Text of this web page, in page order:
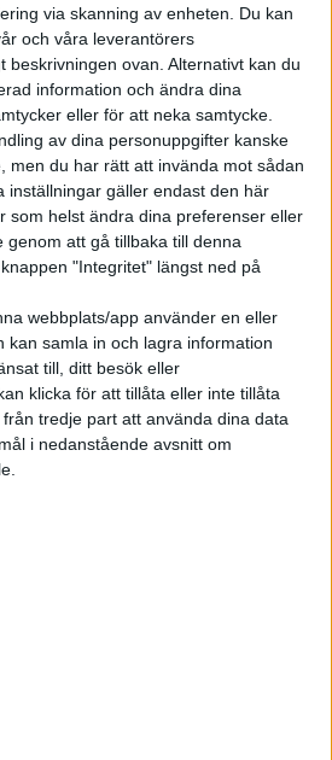
via skanning av enheten. Du kan
och våra leverantörers
beskrivningen ovan. Alternativt kan du
information och ändra dina
eller för att neka samtycke.
av dina personuppgifter kanske
men du har rätt att invända mot sådan
inställningar gäller endast den här
som helst ändra dina preferenser eller
genom att gå tillbaka till denna
"Integritet" längst ned på
webbplats/app använder en eller
kan samla in och lagra information
till, ditt besök eller
klicka för att tillåta eller inte tillåta
tredje part att använda dina data
i nedanstående avsnitt om
på 71,4 kWh och erbjuds med
204 hästkrafter eller fyrhjulsdrift
ger bilen en total effekt på 218
den framhjulsdrivna versionen
du fyrhjulsdrift sjunker den till 46
en räckvidd på 45 mil för sin elsuv,
att Subaru Solterra kommer kunna
laddning.
laddningen nämnde Subaru inga
Solterra precis som bZ4X kunna